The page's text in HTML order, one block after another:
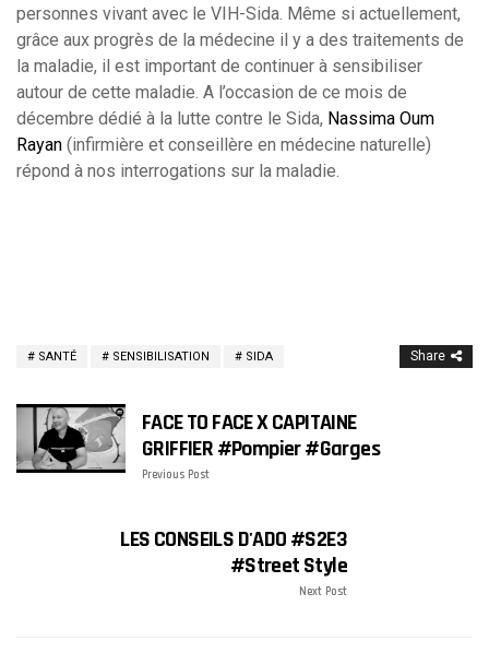
personnes vivant avec le VIH-Sida. Même si actuellement,
grâce aux progrès de la médecine il y a des traitements de
la maladie, il est important de continuer à sensibiliser
autour de cette maladie. A l’occasion de ce mois de
décembre dédié à la lutte contre le Sida, Nassima Oum
Rayan (infirmière et conseillère en médecine naturelle)
répond à nos interrogations sur la maladie.
SANTÉ SENSIBILISATION SIDA Share
FACE TO FACE X CAPITAINE
GRIFFIER #pompier #Garges
Previous Post
LES CONSEILS D'ADO #S2E3
#Street Style
Next Post